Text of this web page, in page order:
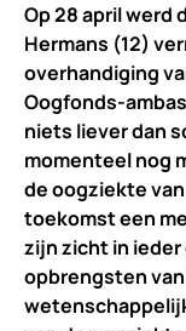
Op 28 april werd
Hermans (12)
overhandiging
Oogfonds-
niets liever dan
momenteel nog
de oogziekte
toekomst een
zijn zicht in
opbrengsten